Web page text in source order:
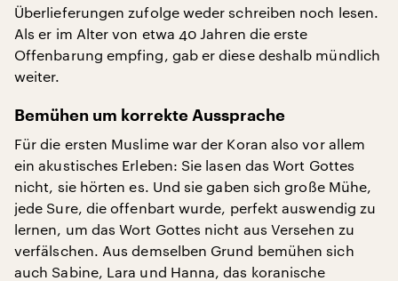
Überlieferungen zufolge weder schreiben noch lesen.
Als er im Alter von etwa 40 Jahren die erste
Offenbarung empfing, gab er diese deshalb mündlich
weiter.
Bemühen um korrekte Aussprache
Für die ersten Muslime war der Koran also vor allem
ein akustisches Erleben: Sie lasen das Wort Gottes
nicht, sie hörten es. Und sie gaben sich große Mühe,
jede Sure, die offenbart wurde, perfekt auswendig zu
lernen, um das Wort Gottes nicht aus Versehen zu
verfälschen. Aus demselben Grund bemühen sich
auch Sabine, Lara und Hanna, das koranische